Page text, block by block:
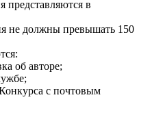
представляются в
не должны превышать 150
об авторе;
с почтовым